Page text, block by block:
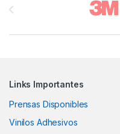
Links Importantes
Prensas Disponibles
Vinilos Adhesivos